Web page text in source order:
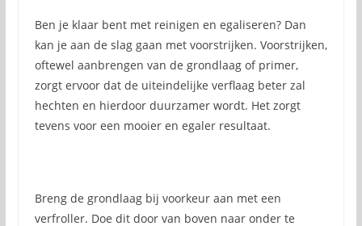
Ben je klaar bent met reinigen en egaliseren? Dan
kan je aan de slag gaan met voorstrijken. Voorstrijken,
oftewel aanbrengen van de grondlaag of primer,
zorgt ervoor dat de uiteindelijke verflaag beter zal
hechten en hierdoor duurzamer wordt. Het zorgt
tevens voor een mooier en egaler resultaat.
Breng de grondlaag bij voorkeur aan met een
verfroller. Doe dit door van boven naar onder te